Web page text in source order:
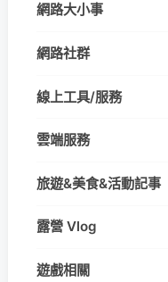
網路大小事
網路社群
線上工具/服務
雲端服務
旅遊&美食&活動記事
露營 Vlog
遊戲相關